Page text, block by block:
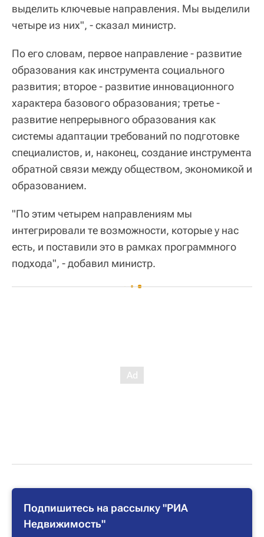
выделить ключевые направления. Мы выделили
четыре из них", - сказал министр.
По его словам, первое направление - развитие
образования как инструмента социального
развития; второе - развитие инновационного
характера базового образования; третье -
развитие непрерывного образования как
системы адаптации требований по подготовке
специалистов, и, наконец, создание инструмента
обратной связи между обществом, экономикой и
образованием.
"По этим четырем направлениям мы
интегрировали те возможности, которые у нас
есть, и поставили это в рамках программного
подхода", - добавил министр.
Подпишитесь на рассылку "РИА
Недвижимость"